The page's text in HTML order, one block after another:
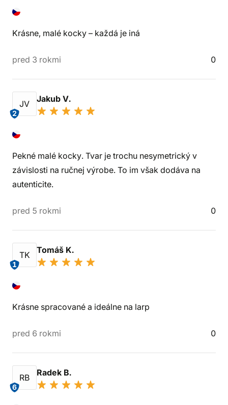
Krásne, malé kocky – každá je iná
pred 3 rokmi 0
JV
2
Jakub V.
Pekné malé kocky. Tvar je trochu nesymetrický v
závislosti na ručnej výrobe. To im však dodáva na
autenticite.
pred 5 rokmi 0
TK
1
Tomáš K.
Krásne spracované a ideálne na larp
pred 6 rokmi 0
RB
6
Radek B.